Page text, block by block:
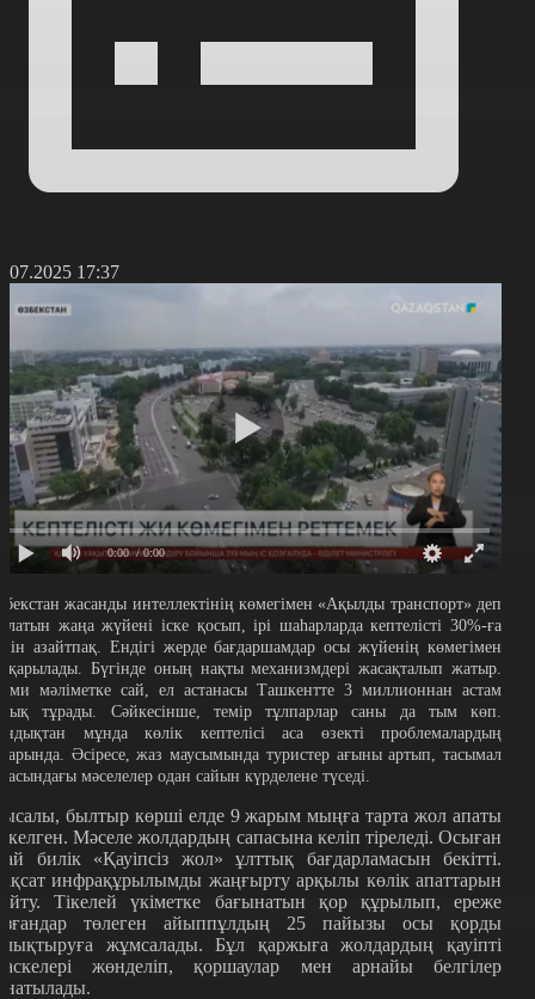
17:37
0:00 / 0:00
жасанды интеллектінің көмегімен «Ақылды транспорт» деп
жаңа жүйені іске қосып, ірі шаһарларда кептелісті 30%-ға
азайтпақ. Ендігі жерде бағдаршамдар осы жүйенің көмегімен
Бүгінде оның нақты механизмдері жасақталып жатыр.
мәліметке сай, ел астанасы Ташкентте 3 миллионнан астам
тұрады. Сәйкесінше, темір тұлпарлар саны да тым көп.
мұнда көлік кептелісі аса өзекті проблемалардың
Әсіресе, жаз маусымында туристер ағыны артып, тасымал
мәселелер одан сайын күрделене түседі.
былтыр көрші елде 9 жарым мыңға тарта жол апаты
Мәселе жолдардың сапасына келіп тіреледі. Осыған
билік «Қауіпсіз жол» ұлттық бағдарламасын бекітті.
инфрақұрылымды жаңғырту арқылы көлік апаттарын
Тікелей үкіметке бағынатын қор құрылып, ереже
төлеген айыппұлдың 25 пайызы осы қорды
жұмсалады. Бұл қаржыға жолдардың қауіпті
жөнделіп, қоршаулар мен арнайы белгілер